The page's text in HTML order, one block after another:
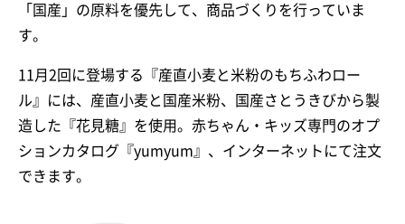
「国産」の原料を優先して、商品づくりを行っていま
す。
11月2回に登場する『産直小麦と米粉のもちふわロー
ル』には、産直小麦と国産米粉、国産さとうきびから製
造した『花見糖』を使用。赤ちゃん・キッズ専門のオプ
ションカタログ『yumyum』、インターネットにて注文
できます。